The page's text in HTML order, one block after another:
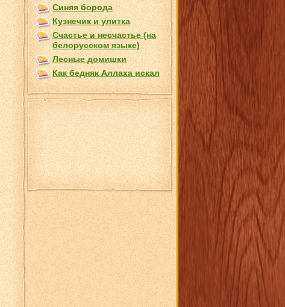
Синяя борода
Кузнечик и улитка
Счастье и несчастье (на
белорусском языке)
Лесные домишки
Как бедняк Аллаха искал